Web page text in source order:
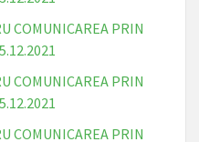
COMUNICAREA PRIN
COMUNICAREA PRIN
COMUNICAREA PRIN